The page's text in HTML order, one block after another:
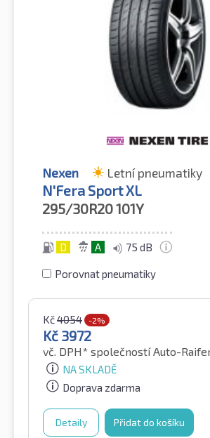
Nexen Letní pneumatiky
N'Fera Sport XL
295/30R20101Y
D A 75 dB
Porovnat pneumatiky
Kč4054 -2%
Kč 3972
vč. DPH* společností Auto-
NA SKLADĚ
Doprava zdarma
Detaily Přidat do košíku